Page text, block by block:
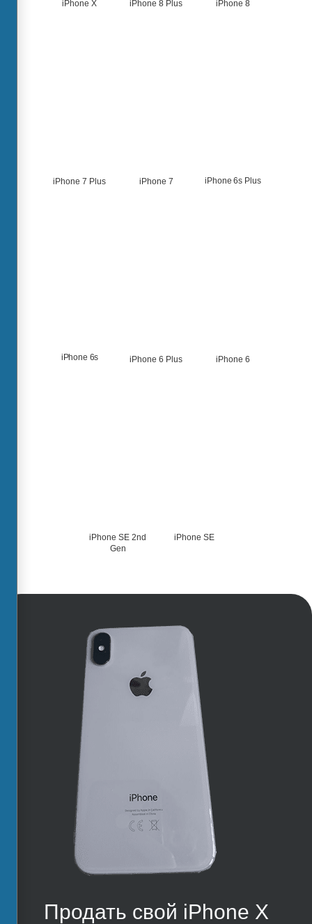
iPhone X iPhone 8 Plus iPhone 8
iPhone 7 Plus iPhone 7 iPhone 6s Plus
iPhone 6s iPhone 6 Plus iPhone 6
iPhone SE 2nd
Gen
iPhone SE
Продать свой iPhone X